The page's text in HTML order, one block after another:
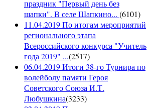
праздник "Первый день без
шапки". В селе Шапкино... (6101)
11.04.2019 По итогам мероприятий
регионального этапа
Всероссийского конкурса "Учитель
года 2019" ...(2517)
06.04.2019 Итоги 38-го Турнира по
волейболу памяти Героя
Советского Союза И.Т.
Любушкина(3233)